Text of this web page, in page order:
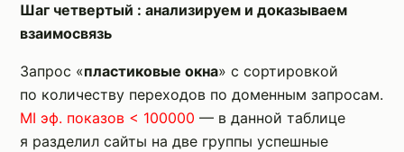
Шаг четвертый : анализируем и доказываем
взаимосвязь
Запрос «пластиковые окна» с сортировкой
по количеству переходов по доменным запросам.
MI эф. показов < 100000 — в данной таблице
я разделил сайты на две группы успешные